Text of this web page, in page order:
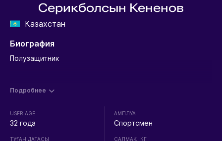
Серикболсын Кененов
Казахстан
Биография
Полузащитник
Подробнее
USER.AGE
32 года
ТУҒАН ДАТАСЫ
АМПЛУА
Спортсмен
CАЛМАҚ, КГ